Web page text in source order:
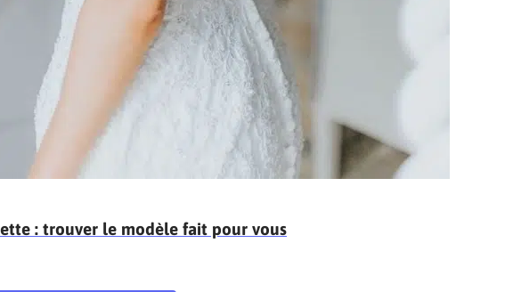
: trouver le modèle fait pour vous